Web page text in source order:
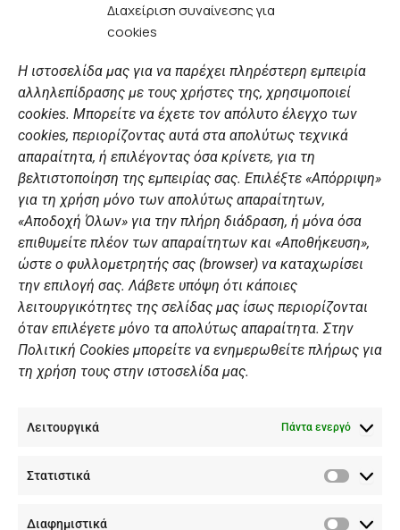
Διαχείριση συναίνεσης για
cookies
Η ιστοσελίδα μας για να παρέχει πληρέστερη εμπειρία
αλληλεπίδρασης με τους χρήστες της, χρησιμοποιεί
cookies. Μπορείτε να έχετε τον απόλυτο έλεγχο των
cookies, περιορίζοντας αυτά στα απολύτως τεχνικά
απαραίτητα, ή επιλέγοντας όσα κρίνετε, για τη
βελτιστοποίηση της εμπειρίας σας. Επιλέξτε «Απόρριψη»
για τη χρήση μόνο των απολύτως απαραίτητων,
«Αποδοχή Όλων» για την πλήρη διάδραση, ή μόνα όσα
επιθυμείτε πλέον των απαραίτητων και «Αποθήκευση»,
ώστε ο φυλλομετρητής σας (browser) να καταχωρίσει
την επιλογή σας. Λάβετε υπόψη ότι κάποιες
λειτουργικότητες της σελίδας μας ίσως περιορίζονται
όταν επιλέγετε μόνο τα απολύτως απαραίτητα. Στην
Πολιτική Cookies μπορείτε να ενημερωθείτε πλήρως για
τη χρήση τους στην ιστοσελίδα μας.
Λειτουργικά Πάντα ενεργό
Στατιστικά
Διαφημιστικά
F
a
e
b
o
o
k
t
a
g
r
a
m
t
u
b
e
n
k
e
d
i
n
ΣΎΝΔΕΣΜΟΙ
Αθλητικές σχολές
Διάπλους
Χορηγοί
Summer Camp
ΠΡΟΣΩΠΙΚΑ ΔΕΔΟΜΕΝΑ
Πολιτική Ιστοσελίδας
Πολιτική Cookies Iστοσελίδας
Γενική Πολιτική ΝΟΒ
Ενημέρωση Summer Camp
ΕΠΙΚΟΙΝΩΝΊΑ
+30 210 89 62 416